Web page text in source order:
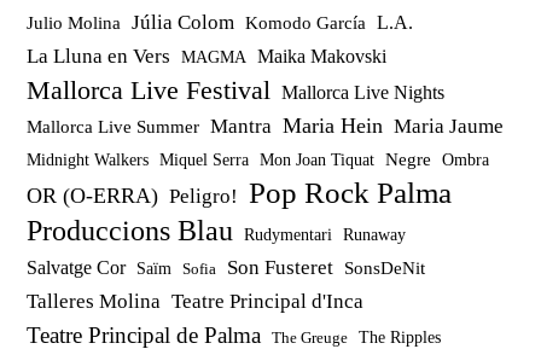
Julio Molina
Júlia Colom Komodo García L.A.
La Lluna en Vers MAGMA Maika Makovski
Mallorca Live Festival Mallorca Live Nights
Mallorca Live Summer Mantra Maria Hein Maria Jaume
Midnight Walkers Miquel Serra Mon Joan Tiquat Negre Ombra
OR (O-ERRA) Peligro!
Pop Rock Palma
Produccions Blau
Rudymentari Runaway
Salvatge Cor Saïm Sofia Son Fusteret SonsDeNit
Talleres Molina Teatre Principal d'Inca
Teatre Principal de Palma The Greuge The Ripples